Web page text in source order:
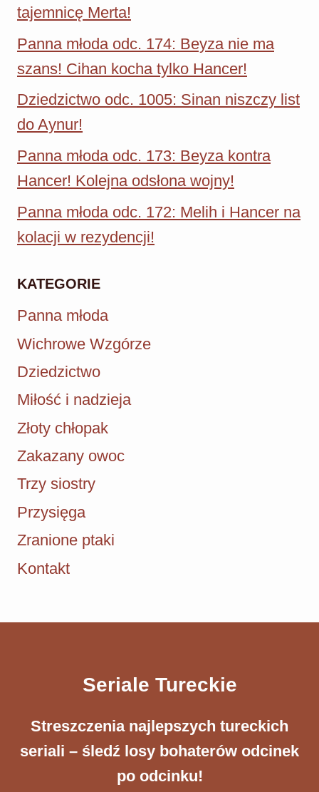
tajemnicę Merta!
Panna młoda odc. 174: Beyza nie ma
szans! Cihan kocha tylko Hancer!
Dziedzictwo odc. 1005: Sinan niszczy list
do Aynur!
Panna młoda odc. 173: Beyza kontra
Hancer! Kolejna odsłona wojny!
Panna młoda odc. 172: Melih i Hancer na
kolacji w rezydencji!
KATEGORIE
Panna młoda
Wichrowe Wzgórze
Dziedzictwo
Miłość i nadzieja
Złoty chłopak
Zakazany owoc
Trzy siostry
Przysięga
Zranione ptaki
Kontakt
Seriale Tureckie
Streszczenia ​najlepszych tureckich
seriali – śledź losy bohaterów odcinek
po odcinku!